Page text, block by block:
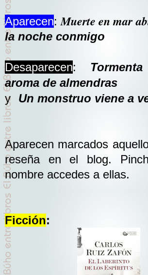
Aparecen:Muerte en mar
la noche conmigo
Desaparecen:
aroma de almendras
y
Un monstruo viene a
Aparecen marcados
reseña en el blog.
nombre accedes a ellas.
Ficción: